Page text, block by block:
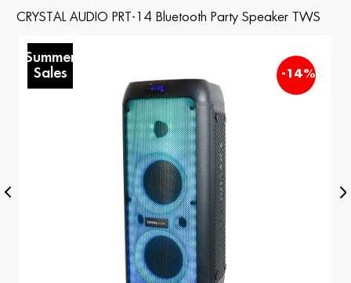
CRYSTAL AUDIO PRT-14 Bluetooth Party Speaker TWS
Summer
Sales
-14%